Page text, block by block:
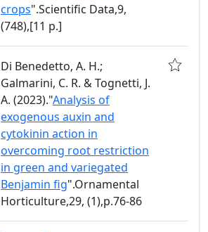
crops".Scientific Data,9,
(748),[11 p.]
Di Benedetto, A. H.;
Galmarini, C. R. & Tognetti, J.
A. (2023)."Analysis of
exogenous auxin and
cytokinin action in
overcoming root restriction
in green and variegated
Benjamin fig".Ornamental
Horticulture,29, (1),p.76-86